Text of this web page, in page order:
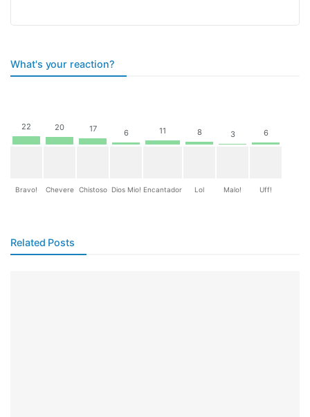
What's your reaction?
22
Bravo!
20
Chevere
17
Chistoso
6
Dios Mio!
11
Encantador
8
Lol
3
Malo!
6
Uff!
Related Posts